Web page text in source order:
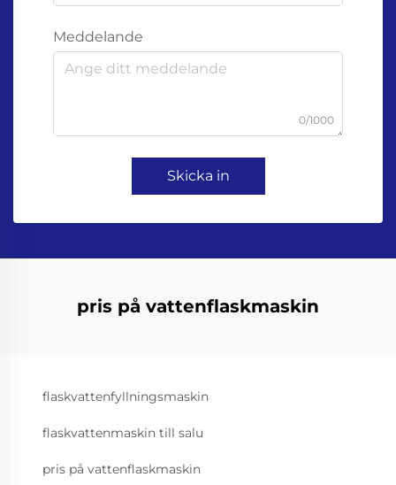
Meddelande
0/1000
Skicka in
pris på vattenflaskmaskin
flaskvattenfyllningsmaskin
flaskvattenmaskin till salu
pris på vattenflaskmaskin